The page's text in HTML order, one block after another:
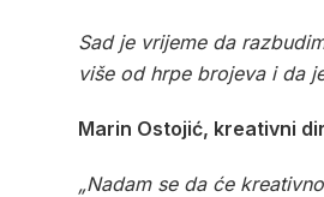
Sad je vrijeme da
više od hrpe brojeva i da
Marin Ostojić, kreativni
„Nadam se da će